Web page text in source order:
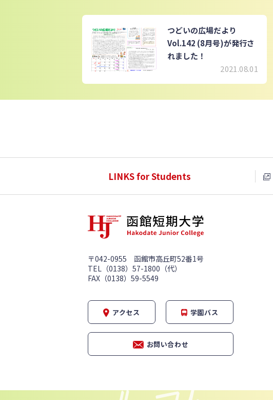
つどいの広場だより
Vol.142 (8月号)が発行さ
れました！
2021.08.01
LINKS for Students
〒042-0955 函館市高丘町52番1号
TEL（0138）57-1800（代）
FAX（0138）59-5549
アクセス 学園バス
お問い合わせ